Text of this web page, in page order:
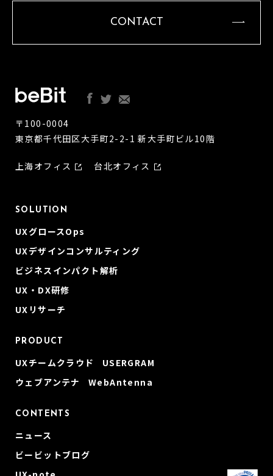
CONTACT
〒100-0004
東京都千代田区大手町2-2-1 新大手町ビル10階
上海オフィス 台北オフィス
SOLUTION
UXグロースOps
UXデザインコンサルティング
ビジネスインパクト解析
UX・DX研修
UXリサーチ
PRODUCT
UXチームクラウド USERGRAM
ウェブアンテナ WebAntenna
CONTENTS
ニュース
ビービットブログ